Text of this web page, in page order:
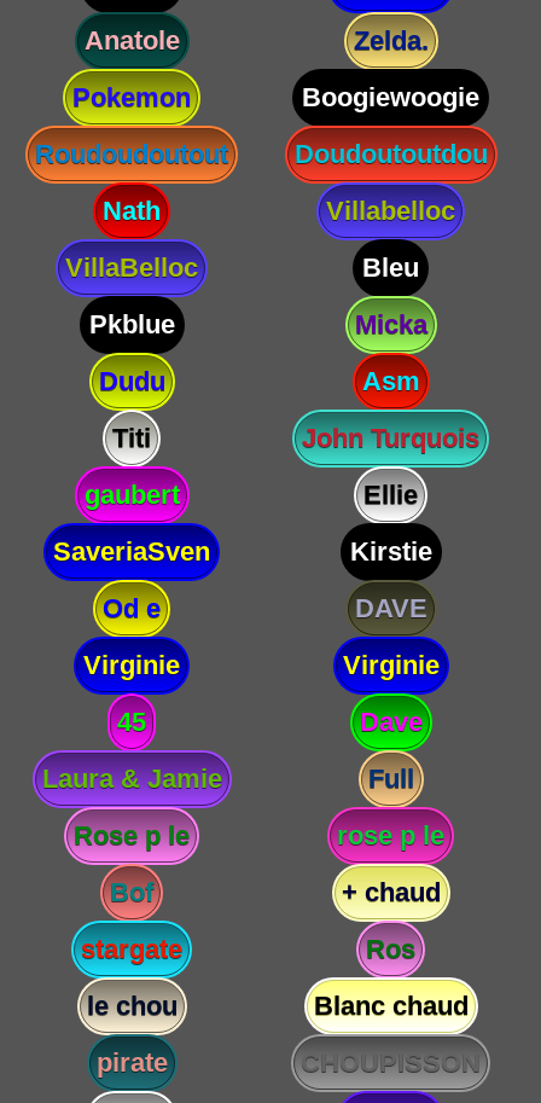
Anatole
Zelda.
Pokemon
Boogiewoogie
Roudoudoutout
Doudoutoutdou
Nath
Villabelloc
VillaBelloc
Bleu
Pkblue
Micka
Dudu
Asm
Titi
John Turquois
gaubert
Ellie
SaveriaSven
Kirstie
Od e
DAVE
Virginie
Virginie
45
Dave
Laura & Jamie
Full
Rose p le
rose p le
Bof
+ chaud
stargate
Ros
le chou
Blanc chaud
pirate
CHOUPISSON